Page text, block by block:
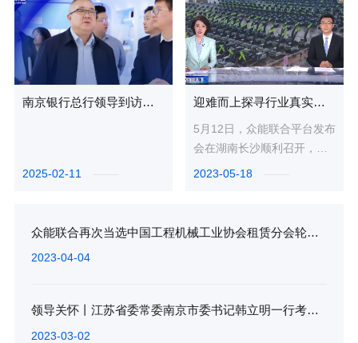
南京银行总行领导到访众能联合，深度交流合作新篇章
2025-02-11
迎难而上探寻行业真实价值，央视专访众能联合董事长兼总裁杨天利
5月12日，众能联合平台发布
会在湖南长沙顺利召开，会
上发布了众能联合布局打磨
2023-05-18
众能联合再次当选中国工程机械工业协会租赁分会轮值会长单位
2023-04-04
领导关怀丨江苏省委常委南京市委书记韩立明一行考察调研众能联合
2023-03-02